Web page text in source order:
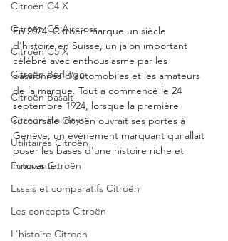
Citroën C4 X
Citroën C5 Aircross
Citroën C5 X
Citroën Berlingo
Citroën Basalt
Citroën Holidays
Utilitaires Citroën
Futures Citroën
Essais et comparatifs Citroën
Les concepts Citroën
L'histoire Citroën
En 2024, Citroën marque un siècle
d'histoire en Suisse, un jalon important
célébré avec enthousiasme par les
passionnés d'automobiles et les amateurs
de la marque. Tout a commencé le 24
septembre 1924, lorsque la première
succursale Citroën ouvrait ses portes à
Genève, un événement marquant qui allait
poser les bases d'une histoire riche et
innovante.